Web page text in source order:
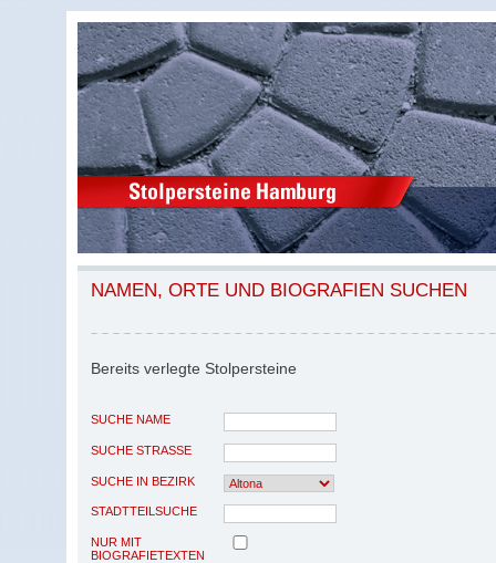
NAMEN, ORTE UND BIOGRAFIEN SUCHEN
Bereits verlegte Stolpersteine
SUCHE NAME
SUCHE STRASSE
SUCHE IN BEZIRK
STADTTEILSUCHE
NUR MIT
BIOGRAFIETEXTEN